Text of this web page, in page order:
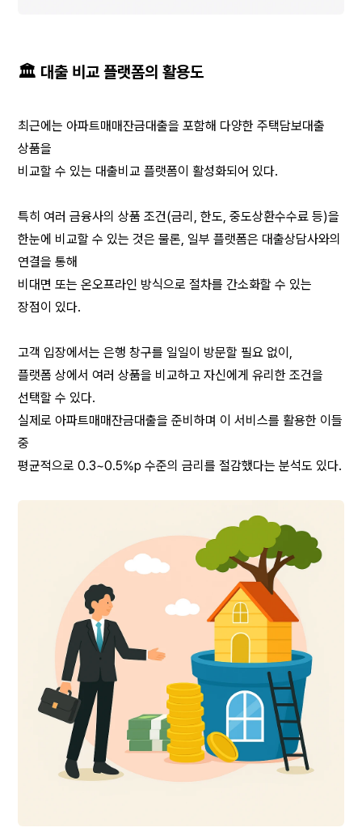
🏛️ 대출 비교 플랫폼의 활용도
최근에는 아파트매매잔금대출을 포함해 다양한 주택담보대출
상품을
비교할 수 있는 대출비교 플랫폼이 활성화되어 있다.
특히 여러 금융사의 상품 조건(금리, 한도, 중도상환수수료 등)을
한눈에 비교할 수 있는 것은 물론, 일부 플랫폼은 대출상담사와의
연결을 통해
비대면 또는 온오프라인 방식으로 절차를 간소화할 수 있는
장점이 있다.
고객 입장에서는 은행 창구를 일일이 방문할 필요 없이,
플랫폼 상에서 여러 상품을 비교하고 자신에게 유리한 조건을
선택할 수 있다.
실제로 아파트매매잔금대출을 준비하며 이 서비스를 활용한 이들
중
평균적으로 0.3~0.5%p 수준의 금리를 절감했다는 분석도 있다.